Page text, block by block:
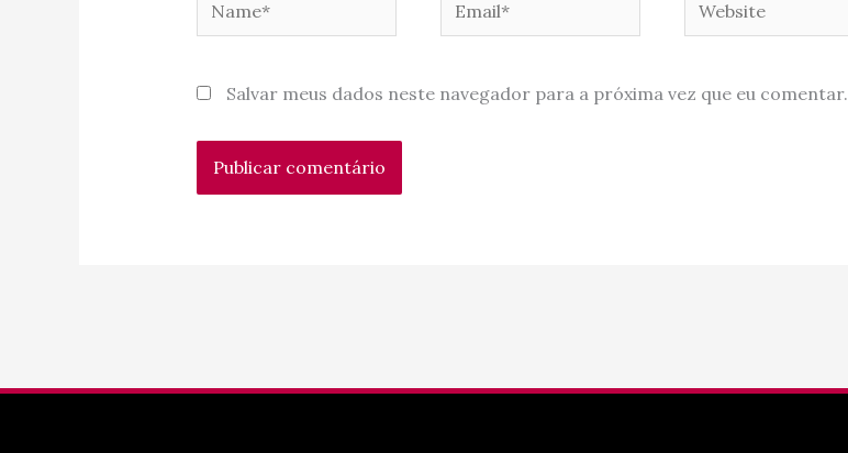
Salvar meus dados neste navegador para a próxima vez que eu comentar.